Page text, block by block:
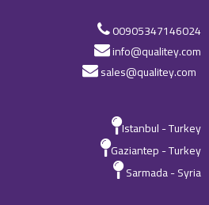
00905347146024
info@qualitey.com
sales@qualitey.com
Istanbul - Turkey
Gaziantep - Turkey
Sarmada - Syria